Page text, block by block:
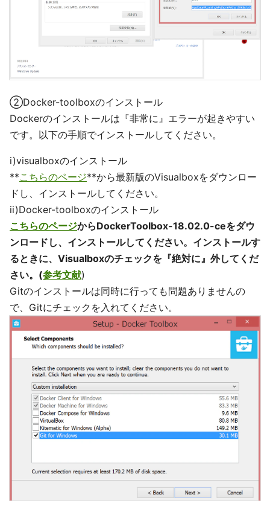
②Docker-toolboxのインストール
Dockerのインストールは『非常に』エラーが起きやすい
です。以下の手順でインストールしてください。
i)visualboxのインストール
**こちらのページ**から最新版のVisualboxをダウンロー
ドし、インストールしてください。
ii)Docker-toolboxのインストール
こちらのページからDockerToolbox-18.02.0-ceをダウ
ンロードし、インストールしてください。インストールす
るときに、Visualboxのチェックを『絶対に』外してくだ
さい。(参考文献)
Gitのインストールは同時に行っても問題ありませんの
で、Gitにチェックを入れてください。